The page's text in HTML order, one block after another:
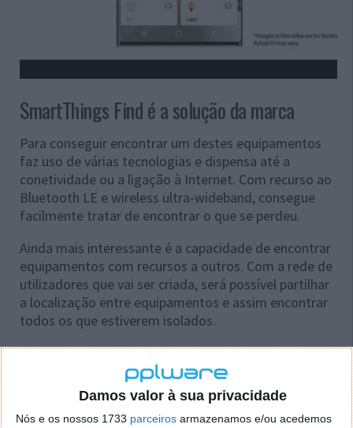
Damos valor à sua privacidade
Nós e os nossos 1733 parceiros armazenamos e/ou acedemos
SmartThings Find é a solução da marca
Para conseguir encontrar um destes equipamentos
faz uso de várias tecnologias e dispensa até a
conetividade ou a ligação à Internet. Com recurso ao
Bluetooth LE e wireless ultra-wideband, consegue
facilmente tratar de encontrar o que se perdeu.
Ainda mais interessante é a capacidade de encontrar
equipamentos com recursos a outros. Com a rede de
utilizadores que vai ser criada, será possível partilhar
a localização entre equipamentos e assim encontrar
todos os que estiverem isolados.